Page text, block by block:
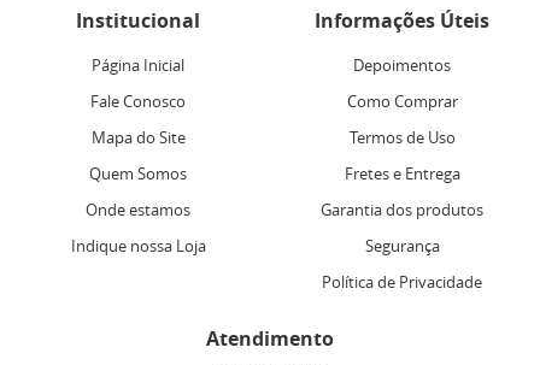
Institucional
Página Inicial
Fale Conosco
Mapa do Site
Quem Somos
Onde estamos
Indique nossa Loja
Informações Úteis
Depoimentos
Como Comprar
Termos de Uso
Fretes e Entrega
Garantia dos produtos
Segurança
Política de Privacidade
Atendimento